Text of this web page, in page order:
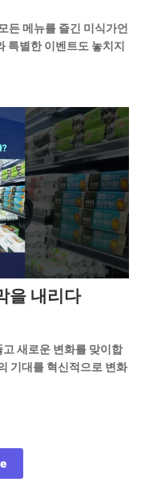
든 메뉴를 즐긴 미식가언
특별한 이벤트도 놓치지
을 내리다
새로운 변화를 맞이합
기대를 혁신적으로 변화